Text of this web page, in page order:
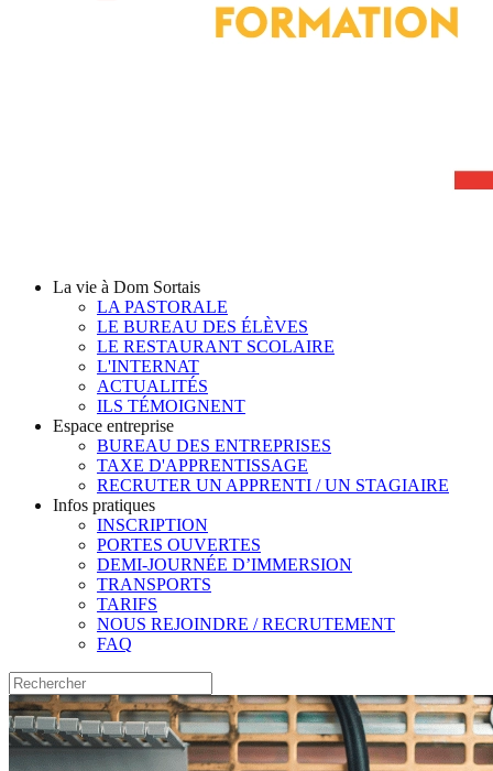
La vie à Dom Sortais
LA PASTORALE
LE BUREAU DES ÉLÈVES
LE RESTAURANT SCOLAIRE
L'INTERNAT
ACTUALITÉS
ILS TÉMOIGNENT
Espace entreprise
BUREAU DES ENTREPRISES
TAXE D'APPRENTISSAGE
RECRUTER UN APPRENTI / UN STAGIAIRE
Infos pratiques
INSCRIPTION
PORTES OUVERTES
DEMI-JOURNÉE D’IMMERSION
TRANSPORTS
TARIFS
NOUS REJOINDRE / RECRUTEMENT
FAQ